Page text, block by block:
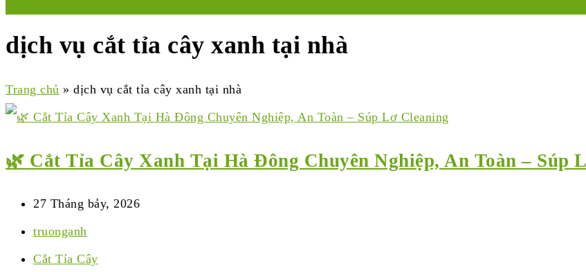
dịch vụ cắt tỉa cây xanh tại nhà
Trang chủ » dịch vụ cắt tỉa cây xanh tại nhà
🌿 Cắt Tỉa Cây Xanh Tại Hà Đông Chuyên Nghiệp, An Toàn – Súp
27 Tháng bảy, 2026
truonganh
Cắt Tỉa Cây